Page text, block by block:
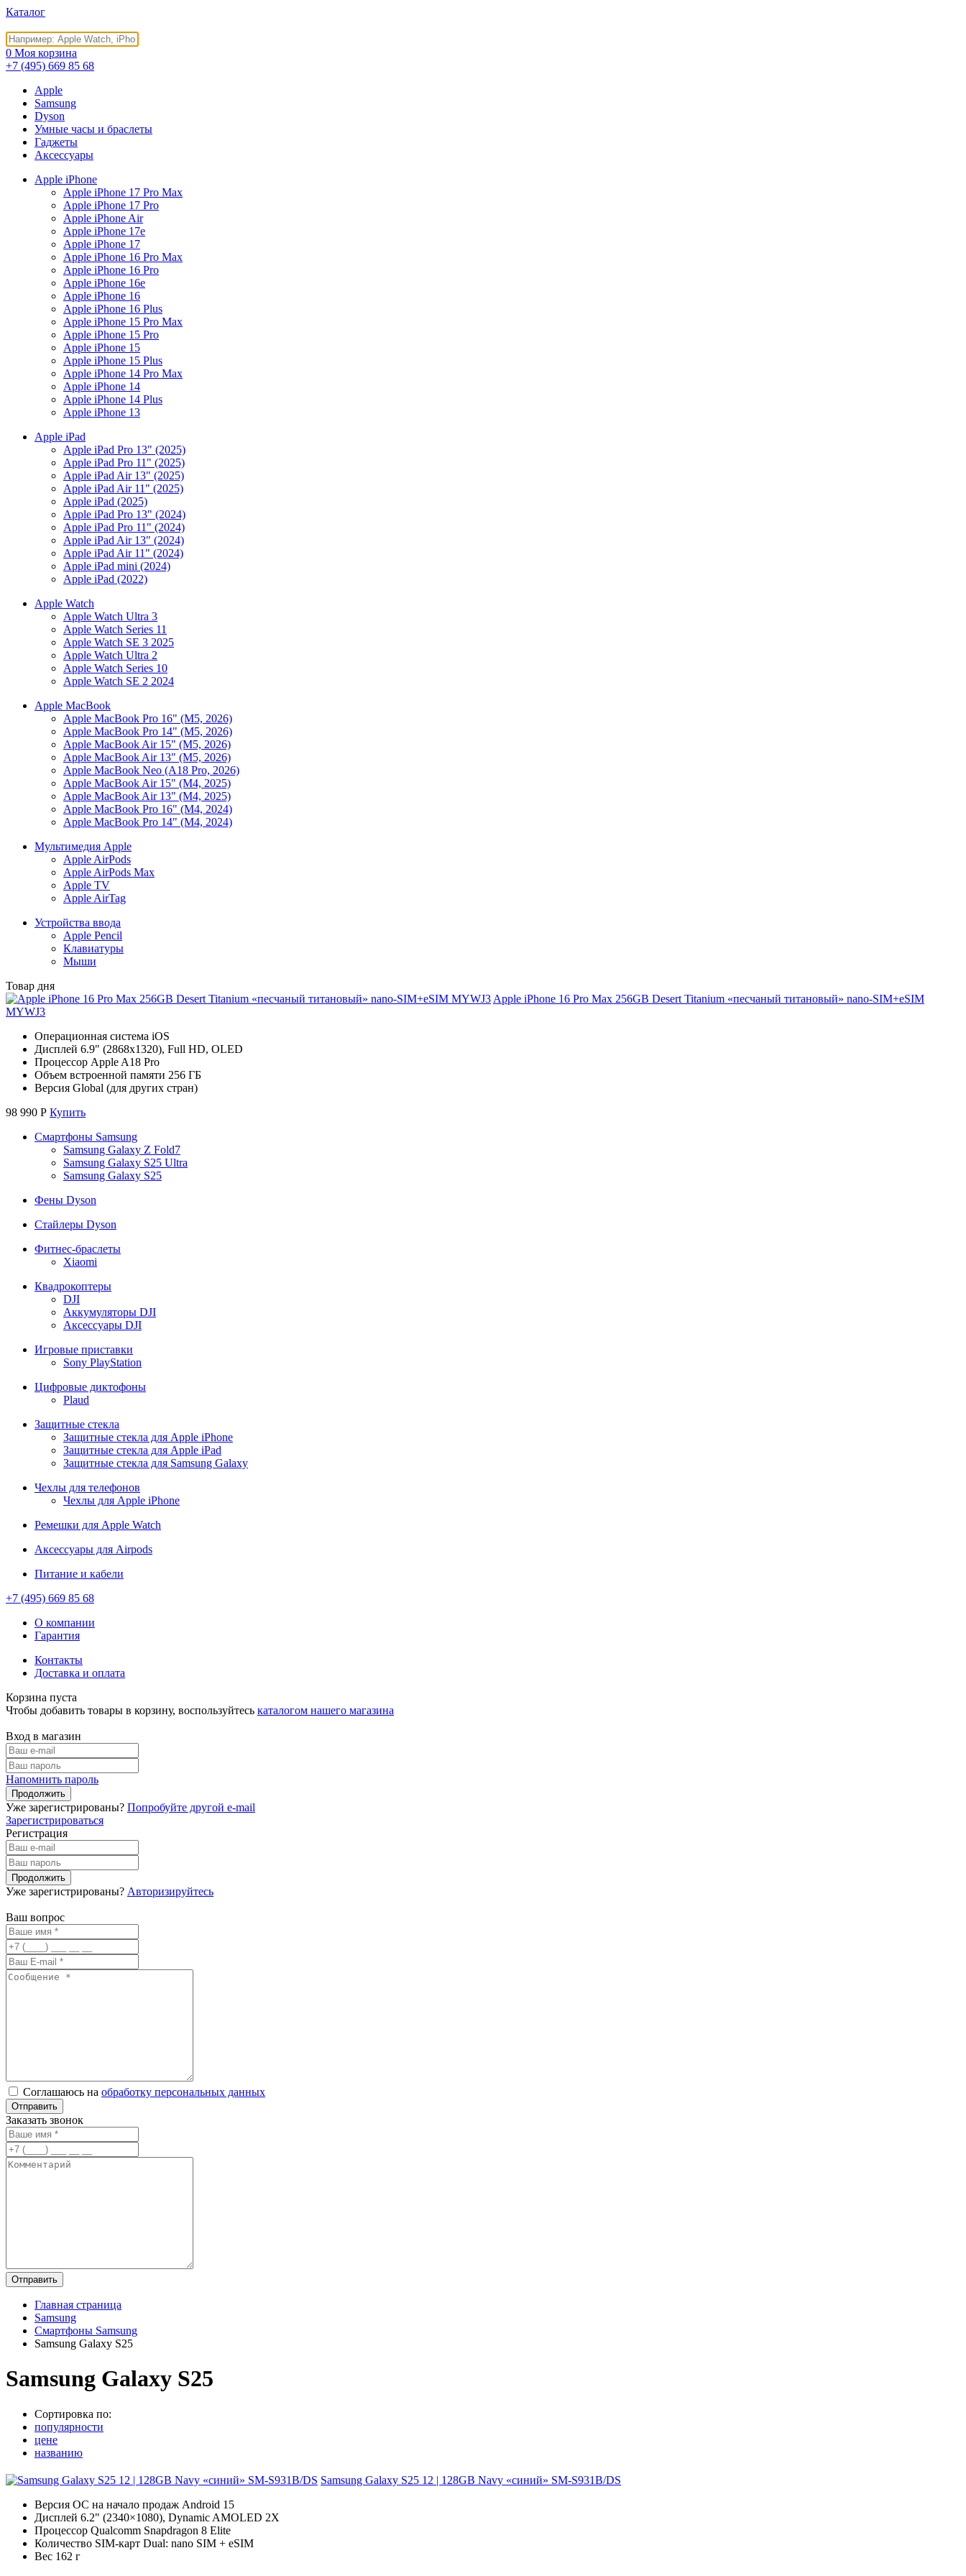
Каталог
0 Моя корзина
+7 (495) 669 85 68
Apple
Samsung
Dyson
Умные часы и браслеты
Гаджеты
Аксессуары
Apple iPhone
Apple iPhone 17 Pro Max
Apple iPhone 17 Pro
Apple iPhone Air
Apple iPhone 17e
Apple iPhone 17
Apple iPhone 16 Pro Max
Apple iPhone 16 Pro
Apple iPhone 16e
Apple iPhone 16
Apple iPhone 16 Plus
Apple iPhone 15 Pro Max
Apple iPhone 15 Pro
Apple iPhone 15
Apple iPhone 15 Plus
Apple iPhone 14 Pro Max
Apple iPhone 14
Apple iPhone 14 Plus
Apple iPhone 13
Apple iPad
Apple iPad Pro 13" (2025)
Apple iPad Pro 11" (2025)
Apple iPad Air 13" (2025)
Apple iPad Air 11" (2025)
Apple iPad (2025)
Apple iPad Pro 13" (2024)
Apple iPad Pro 11" (2024)
Apple iPad Air 13" (2024)
Apple iPad Air 11" (2024)
Apple iPad mini (2024)
Apple iPad (2022)
Apple Watch
Apple Watch Ultra 3
Apple Watch Series 11
Apple Watch SE 3 2025
Apple Watch Ultra 2
Apple Watch Series 10
Apple Watch SE 2 2024
Apple MacBook
Apple MacBook Pro 16" (M5, 2026)
Apple MacBook Pro 14" (M5, 2026)
Apple MacBook Air 15" (M5, 2026)
Apple MacBook Air 13" (M5, 2026)
Apple MacBook Neo (A18 Pro, 2026)
Apple MacBook Air 15" (M4, 2025)
Apple MacBook Air 13" (M4, 2025)
Apple MacBook Pro 16" (M4, 2024)
Apple MacBook Pro 14" (M4, 2024)
Мультимедия Apple
Apple AirPods
Apple AirPods Max
Apple TV
Apple AirTag
Устройства ввода
Apple Pencil
Клавиатуры
Мыши
Товар дня
Apple iPhone 16 Pro Max 256GB Desert Titanium «песчаный титановый» nano-SIM+eSIM
MYWJ3
Операционная система iOS
Дисплей 6.9" (2868x1320), Full HD, OLED
Процессор Apple A18 Pro
Объем встроенной памяти 256 ГБ
Версия Global (для других стран)
98 990 Р Купить
Смартфоны Samsung
Samsung Galaxy Z Fold7
Samsung Galaxy S25 Ultra
Samsung Galaxy S25
Фены Dyson
Стайлеры Dyson
Фитнес-браслеты
Xiaomi
Квадрокоптеры
DJI
Аккумуляторы DJI
Аксессуары DJI
Игровые приставки
Sony PlayStation
Цифровые диктофоны
Plaud
Защитные стекла
Защитные стекла для Apple iPhone
Защитные стекла для Apple iPad
Защитные стекла для Samsung Galaxy
Чехлы для телефонов
Чехлы для Apple iPhone
Ремешки для Apple Watch
Аксессуары для Airpods
Питание и кабели
+7 (495) 669 85 68
О компании
Гарантия
Контакты
Доставка и оплата
Корзина пуста
Чтобы добавить товары в корзину, воспользуйтесь каталогом нашего магазина
Вход в магазин
Напомнить пароль
Уже зарегистрированы? Попробуйте другой e-mail
Зарегистрироваться
Регистрация
Уже зарегистрированы? Авторизируйтесь
Ваш вопрос
Соглашаюсь на обработку персональных данных
Заказать звонок
Главная страница
Samsung
Смартфоны Samsung
Samsung Galaxy S25
Samsung Galaxy S25
Сортировка по:
популярности
цене
названию
Samsung Galaxy S25 12 | 128GB Navy «синий» SM-S931B/DS
Версия ОС на начало продаж Android 15
Дисплей 6.2" (2340×1080), Dynamic AMOLED 2X
Процессор Qualcomm Snapdragon 8 Elite
Количество SIM-карт Dual: nano SIM + eSIM
Вес 162 г